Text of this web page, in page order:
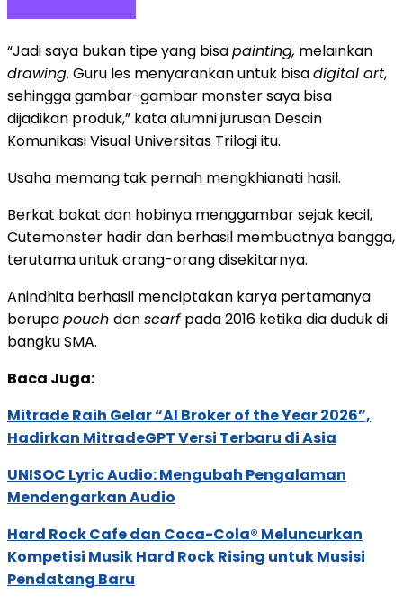
“Jadi saya bukan tipe yang bisapainting, melainkan
drawing. Guru les menyarankan untuk bisadigital art,
sehingga gambar-gambar monster saya bisa
dijadikan produk,” kata alumni jurusan Desain
Komunikasi Visual Universitas Trilogi itu.
Usaha memang tak pernah mengkhianati hasil.
Berkat bakat dan hobinya menggambar sejak kecil,
Cutemonster hadir dan berhasil membuatnya bangga,
terutama untuk orang-orang disekitarnya.
Anindhita berhasil menciptakan karya pertamanya
berupapouch danscarf pada 2016 ketika dia duduk di
bangku SMA.
Baca Juga:
Mitrade Raih Gelar “AI Broker of the Year 2026”,
Hadirkan MitradeGPT Versi Terbaru di Asia
UNISOC Lyric Audio: Mengubah Pengalaman
Mendengarkan Audio
Hard Rock Cafe dan Coca-Cola® Meluncurkan
Kompetisi Musik Hard Rock Rising untuk Musisi
Pendatang Baru